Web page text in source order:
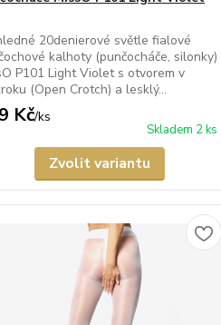
20denierové světle fialové
kalhoty (punčocháče, silonky)
P101 Light Violet s otvorem v
(Open Crotch) a lesklý...
Kč/ks
Skladem 2 ks
Zvolit variantu